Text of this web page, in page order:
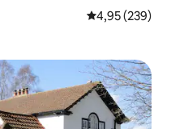
Nilai rata-rata
4,95 (239)